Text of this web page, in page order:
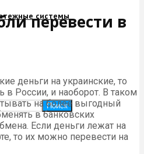
системы
Поиск
перевести в
деньги на украинские, то
России, и наоборот. В таком
на более выгодный
в банковских
Если деньги лежат на
то их можно перевести на